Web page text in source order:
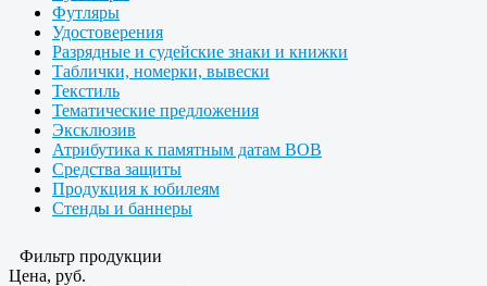
Футляры
Удостоверения
Разрядные и судейские знаки и книжки
Таблички, номерки, вывески
Текстиль
Тематические предложения
Эксклюзив
Атрибутика к памятным датам ВОВ
Средства защиты
Продукция к юбилеям
Стенды и баннеры
Фильтр продукции
Цена, руб.